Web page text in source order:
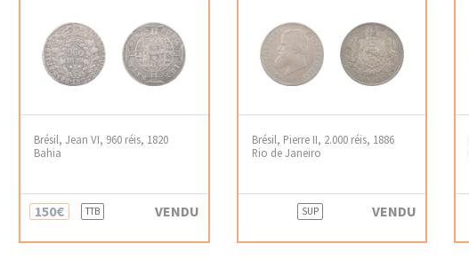
Brésil, Jean VI, 960 réis, 1820
Bahia
150€ TTB VENDU
Brésil, Pierre II, 2.000 réis, 1886
Rio de Janeiro
SUP VENDU